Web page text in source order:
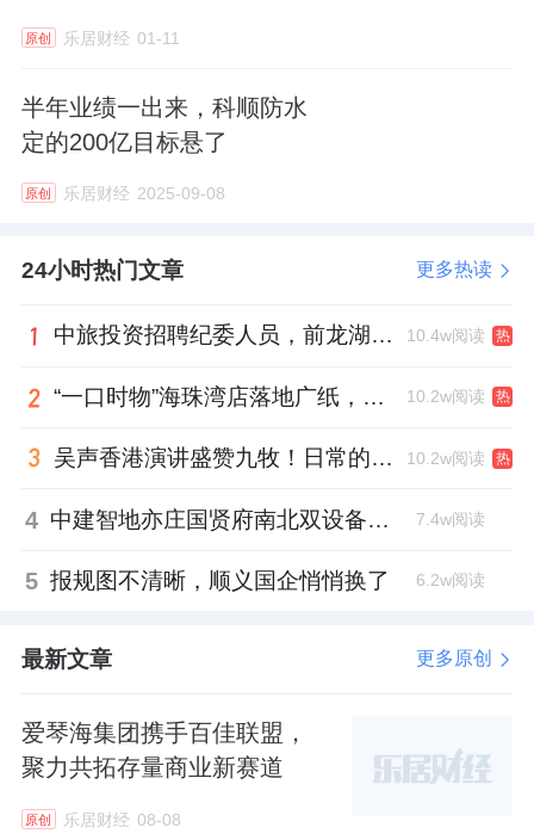
原创 乐居财经 01-11
半年业绩一出来，科顺防水
定的200亿目标悬了
原创 乐居财经 2025-09-08
24小时热门文章 更多热读
中旅投资招聘纪委人员，前龙湖副总裁胡若翔掌舵 10.4w阅读 热
“一口时物”海珠湾店落地广纸，越秀地产以“新鲜现制”商业新场景打造社区高品质生活 10.2w阅读 热
吴声香港演讲盛赞九牧！日常的小锚点变成科技突破点！ 10.2w阅读 热
4 中建智地亦庄国贤府南北双设备平台，得房率创区域新高 7.4w阅读
5 报规图不清晰，顺义国企悄悄换了 6.2w阅读
最新文章 更多原创
爱琴海集团携手百佳联盟，
聚力共拓存量商业新赛道
原创 乐居财经 08-08